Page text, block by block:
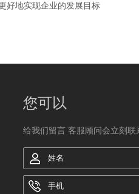
好地实现企业的发展目标
您可以
给我们留言 客服顾问会立刻联